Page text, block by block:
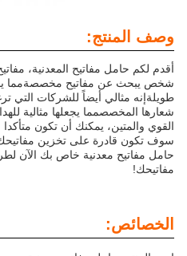
وصف المنتج:
أقدم لكم حامل مفاتيح المعدنية،
شخص يبحث عن مفاتيح مخصصةمما
طويلةإنه مثالي أيضاً للشركات التي
شعارها المخصصمما يجعلها مثالية
القوي والمتين، يمكنك أن تكون
سوف تكون قادرة على تخزين
حامل مفاتيح معدنية خاص بك الآن
مفاتيحك!
الخصائص: